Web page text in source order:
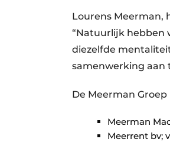
Lourens Meerman,
“Natuurlijk hebben
diezelfde
samenwerking aan
De Meerman
Meerman
Meerrent bv;